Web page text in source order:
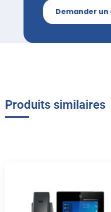
Demander
Produits similaires